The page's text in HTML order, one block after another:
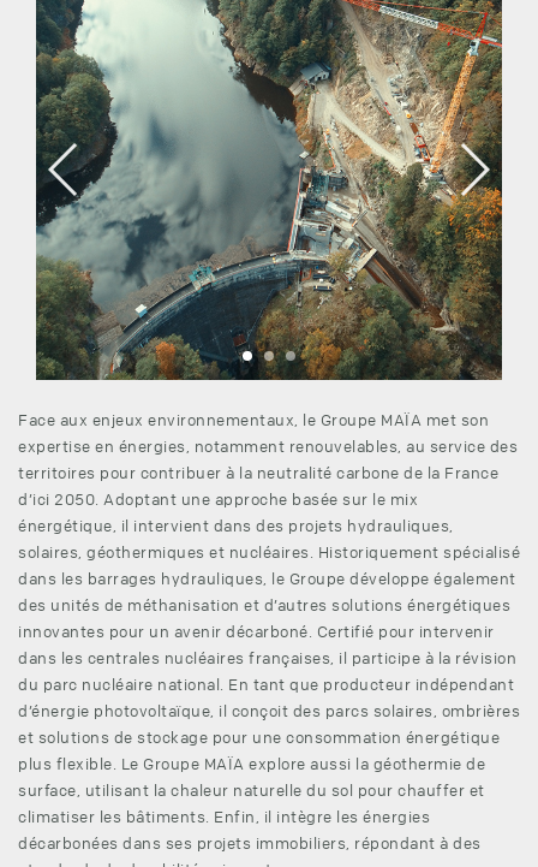
Face aux enjeux environnementaux, le Groupe MAÏA met son
expertise en énergies, notamment renouvelables, au service des
territoires pour contribuer à la neutralité carbone de la France
d’ici 2050. Adoptant une approche basée sur le mix
énergétique, il intervient dans des projets hydrauliques,
solaires, géothermiques et nucléaires. Historiquement spécialisé
dans les barrages hydrauliques, le Groupe développe également
des unités de méthanisation et d’autres solutions énergétiques
innovantes pour un avenir décarboné. Certifié pour intervenir
dans les centrales nucléaires françaises, il participe à la révision
du parc nucléaire national. En tant que producteur indépendant
d’énergie photovoltaïque, il conçoit des parcs solaires, ombrières
et solutions de stockage pour une consommation énergétique
plus flexible. Le Groupe MAÏA explore aussi la géothermie de
surface, utilisant la chaleur naturelle du sol pour chauffer et
climatiser les bâtiments. Enfin, il intègre les énergies
décarbonées dans ses projets immobiliers, répondant à des